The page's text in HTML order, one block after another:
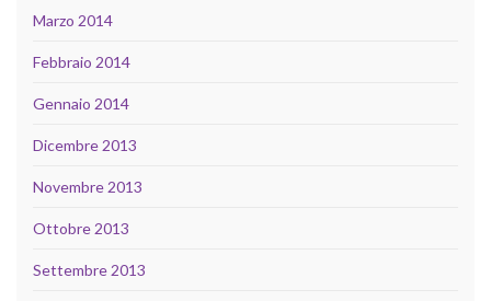
Marzo 2014
Febbraio 2014
Gennaio 2014
Dicembre 2013
Novembre 2013
Ottobre 2013
Settembre 2013